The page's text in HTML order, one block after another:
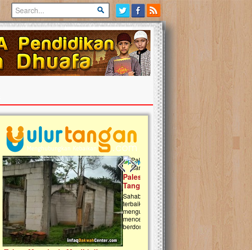
Previous slide
Next slide
Palestina Masih Berduka, Ayo Ulurkan
Tangan Bantu Mereka
Sahabat, Ulurtangan mari kirimkan dukungan
terbaikmu untuk warga Palestina di Gaza demi
menguatkan mereka menghadapi situasi
mencekam ini. Mari dukung mereka dengan
berdonasi dengan cara:...
Open Donasi Wakaf
Rumah Qur'an & TK Islam
Najjah di Jonggol
Saat ini, Ulurtangan bersama Yayasan
Najjahtul Islam Jonggol sedang merintis
pembangunan Rumah Qur’an dan
kanak Islam Terpadu (TKIT) An Najjah
Gedung Majelis Taklim di Jonggol,...